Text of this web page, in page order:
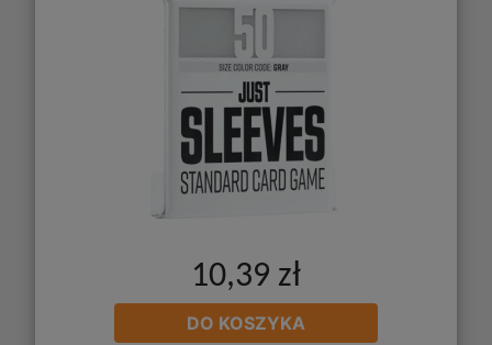
10,39 zł
DO KOSZYKA